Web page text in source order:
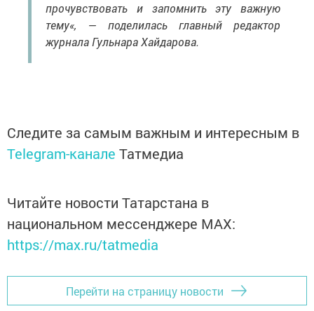
прочувствовать и запомнить эту важную
тему«, — поделилась главный редактор
журнала Гульнара Хайдарова.
Следите за самым важным и интересным в
Telegram-канале Татмедиа
Читайте новости Татарстана в
национальном мессенджере MАХ:
https://max.ru/tatmedia
Перейти на страницу новости